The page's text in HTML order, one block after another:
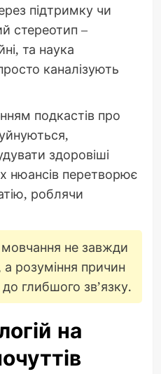
підтримку чи
стереотип –
та наука
каналізують
подкастів про
здоровіші
нюансів перетворює
роблячи
не завжди
розуміння причин
глибшого зв’язку.
на